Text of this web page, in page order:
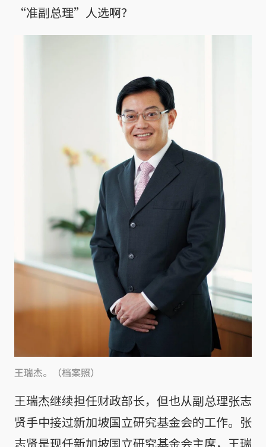
“准副总理”人选啊？
王瑞杰。（档案照）
王瑞杰继续担任财政部长，但也从副总理张志
贤手中接过新加坡国立研究基金会的工作。张
志贤是现任新加坡国立研究基金会主席，王瑞